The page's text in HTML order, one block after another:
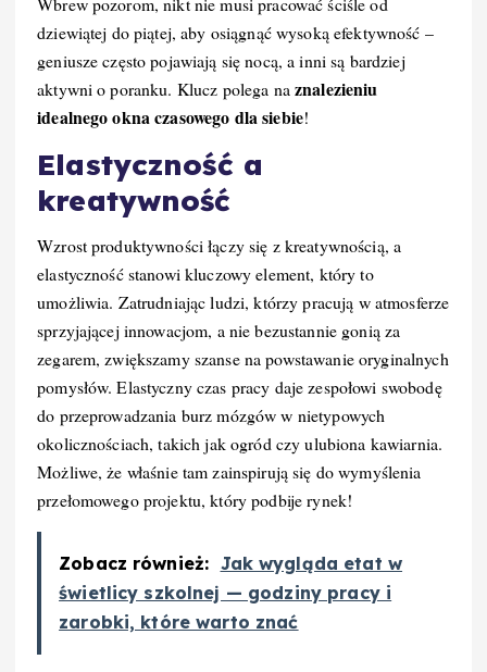
dziewiątej do piątej, aby osiągnąć wysoką efektywność –
geniusze często pojawiają się nocą, a inni są bardziej
aktywni o poranku. Klucz polega naznalezieniu
idealnego okna czasowego dla siebie!
Elastyczność a
kreatywność
Wzrost produktywności łączy się z kreatywnością, a
elastyczność stanowi kluczowy element, który to
umożliwia. Zatrudniając ludzi, którzy pracują w atmosferze
sprzyjającej innowacjom, a nie bezustannie gonią za
zegarem, zwiększamy szanse na powstawanie oryginalnych
pomysłów. Elastyczny czas pracy daje zespołowi swobodę
do przeprowadzania burz mózgów w nietypowych
okolicznościach, takich jak ogród czy ulubiona kawiarnia.
Możliwe, że właśnie tam zainspirują się do wymyślenia
przełomowego projektu, który podbije rynek!
Zobacz również: Jak wygląda etat w
świetlicy szkolnej — godziny pracy i
zarobki, które warto znać